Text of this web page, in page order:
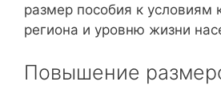
размер пособия к условиям
региона и уровню жизни
Повышение